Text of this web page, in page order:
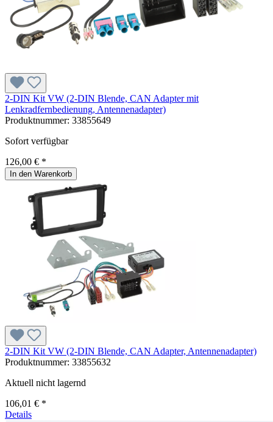
2-DIN Kit VW (2-DIN Blende, CAN Adapter mit
Lenkradfernbedienung, Antennenadapter)
Produktnummer: 33855649
Sofort verfügbar
126,00 € *
In den Warenkorb
2-DIN Kit VW (2-DIN Blende, CAN Adapter, Antennenadapter)
Produktnummer: 33855632
Aktuell nicht lagernd
106,01 € *
Details